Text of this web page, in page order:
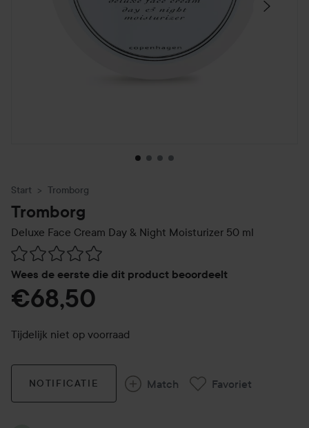
Start Tromborg
Tromborg
Deluxe Face Cream Day & Night Moisturizer 50 ml
Wees de eerste die dit product beoordeelt
Ga naar Reviews & reacties
€68,50
Tijdelijk niet op voorraad
NOTIFICATIE Match Favoriet